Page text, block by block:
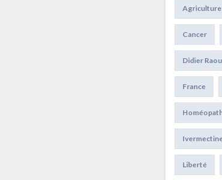
Agriculture
Cancer
Didier
France
Liberté